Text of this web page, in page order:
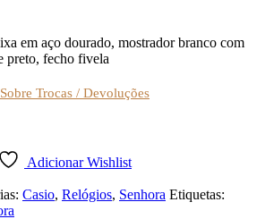
em aço dourado, mostrador branco com
preto, fecho fivela
Sobre Trocas / Devoluções
Adicionar Wishlist
Casio, Relógios, Senhora Etiquetas: